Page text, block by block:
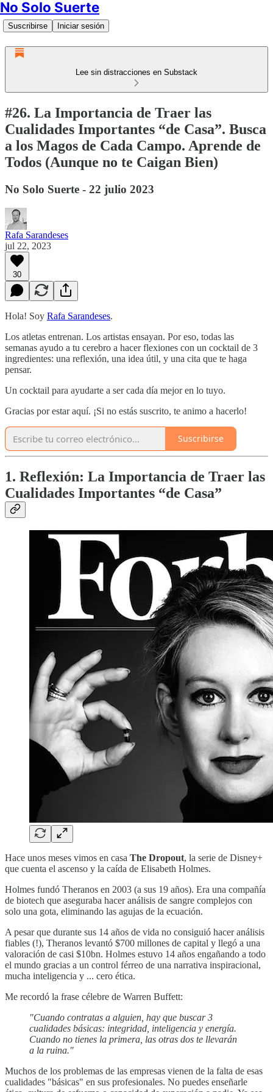
No Solo Suerte
Suscribirse Iniciar sesión
Lee sin distracciones en Substack
#26. La Importancia de Traer las
Cualidades Importantes “de Casa”. Busca
a los Magos de Cada Campo. Aprende de
Todos (Aunque no te Caigan Bien)
No Solo Suerte - 22 julio 2023
Rafa Sarandeses
jul 22, 2023
30
Hola! Soy Rafa Sarandeses.
Los atletas entrenan. Los artistas ensayan. Por eso, todas las
semanas ayudo a tu cerebro a hacer flexiones con un cocktail de 3
ingredientes: una reflexión, una idea útil, y una cita que te haga
pensar.
Un cocktail para ayudarte a ser cada día mejor en lo tuyo.
Gracias por estar aquí. ¡Si no estás suscrito, te animo a hacerlo!
Suscribirse
1. Reflexión: La Importancia de Traer las
Cualidades Importantes “de Casa”
Hace unos meses vimos en casa The Dropout, la serie de Disney+
que cuenta el ascenso y la caída de Elisabeth Holmes.
Holmes fundó Theranos en 2003 (a sus 19 años). Era una compañía
de biotech que aseguraba hacer análisis de sangre complejos con
solo una gota, eliminando las agujas de la ecuación.
A pesar que durante sus 14 años de vida no consiguió hacer análisis
fiables (!), Theranos levantó $700 millones de capital y llegó a una
valoración de casi $10bn. Holmes estuvo 14 años engañando a todo
el mundo gracias a un control férreo de una narrativa inspiracional,
mucha inteligencia y ... cero ética.
Me recordó la frase célebre de Warren Buffett:
"Cuando contratas a alguien, hay que buscar 3
cualidades básicas: integridad, inteligencia y energía.
Cuando no tienes la primera, las otras dos te llevarán
a la ruina."
Muchos de los problemas de las empresas vienen de la falta de esas
cualidades "básicas" en sus profesionales. No puedes enseñarle